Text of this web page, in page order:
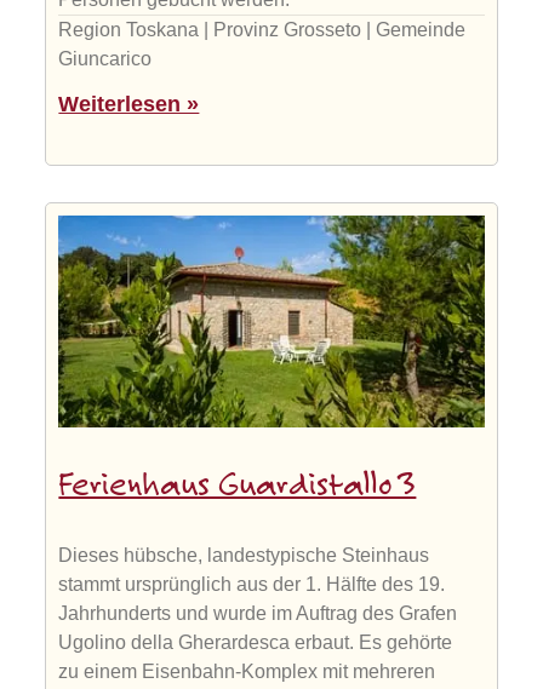
Region Toskana | Provinz Grosseto | Gemeinde
Giuncarico
Weiterlesen »
Ferienhaus Guardistallo 3
Dieses hübsche, landestypische Steinhaus
stammt ursprünglich aus der 1. Hälfte des 19.
Jahrhunderts und wurde im Auftrag des Grafen
Ugolino della Gherardesca erbaut. Es gehörte
zu einem Eisenbahn-Komplex mit mehreren